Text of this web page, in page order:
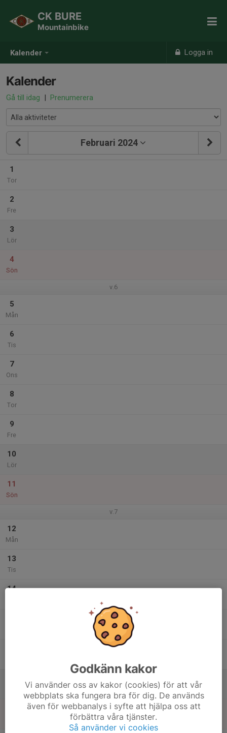
Kalender Logga in
CK BURE
Mountainbike
Kalender
Gå till idag | Prenumerera
Februari 2024
1
Tor
2
Fre
3
Lör
4
Sön
v.6
5
Mån
6
Tis
7
Ons
8
Tor
9
Fre
10
Lör
11
Sön
v.7
12
Mån
13
Tis
14
Godkänn kakor
Vi använder oss av kakor (cookies) för att vår
webbplats ska fungera bra för dig. De används
även för webbanalys i syfte att hjälpa oss att
förbättra våra tjänster.
Så använder vi cookies